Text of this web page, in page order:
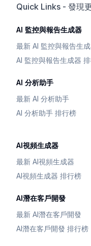
Quick Links - 發現
AI 監控與報告生成器
最新 AI 監控與報告生
AI 監控與報告生成器
AI 分析助手
最新 AI 分析助手
AI 分析助手 排行榜
AI視頻生成器
最新 AI視頻生成器
AI視頻生成器 排行榜
AI潛在客戶開發
最新 AI潛在客戶開發
AI潛在客戶開發 排行榜